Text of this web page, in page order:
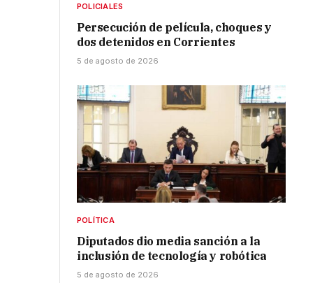
POLICIALES
Persecución de película, choques y
dos detenidos en Corrientes
5 de agosto de 2026
POLÍTICA
Diputados dio media sanción a la
inclusión de tecnología y robótica
5 de agosto de 2026